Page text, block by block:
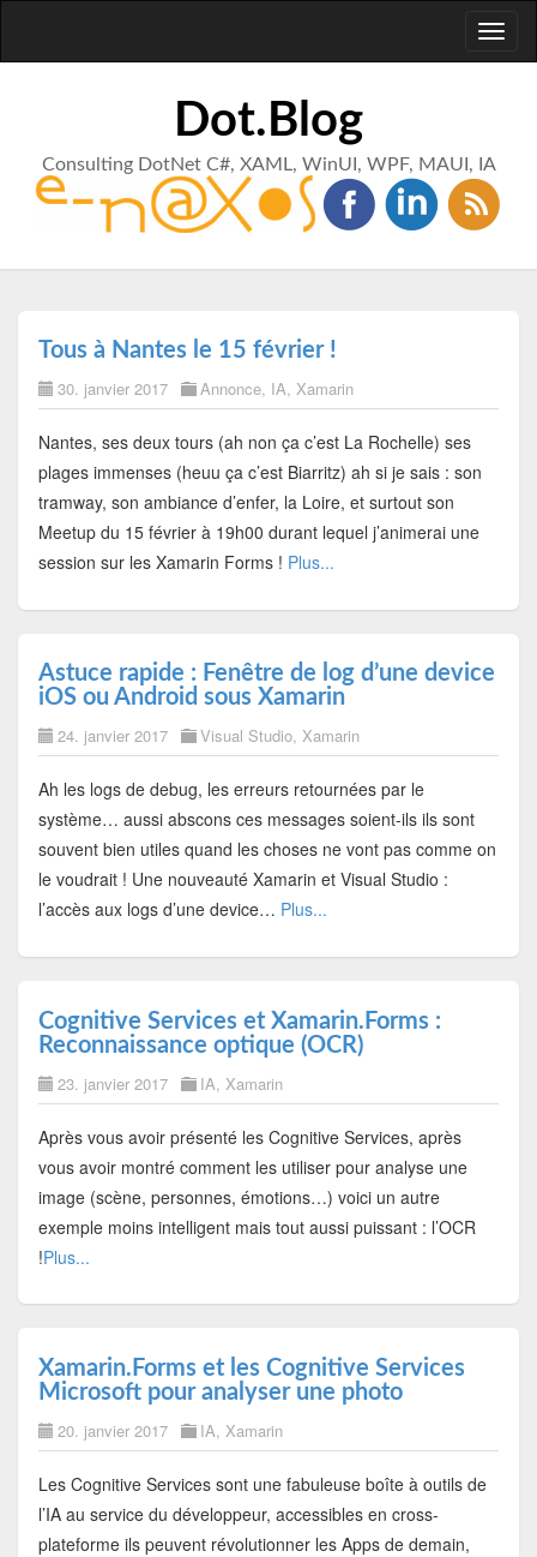
Dot.Blog
Consulting DotNet C#, XAML, WinUI, WPF, MAUI, IA
Tous à Nantes le 15 février !
30. janvier 2017 Annonce, IA, Xamarin
Nantes, ses deux tours (ah non ça c’est La Rochelle) ses
plages immenses (heuu ça c’est Biarritz) ah si je sais : son
tramway, son ambiance d’enfer, la Loire, et surtout son
Meetup du 15 février à 19h00 durant lequel j’animerai une
session sur les Xamarin Forms ! Plus...
Astuce rapide : Fenêtre de log d’une device
iOS ou Android sous Xamarin
24. janvier 2017 Visual Studio, Xamarin
Ah les logs de debug, les erreurs retournées par le
système… aussi abscons ces messages soient-ils ils sont
souvent bien utiles quand les choses ne vont pas comme on
le voudrait ! Une nouveauté Xamarin et Visual Studio :
l’accès aux logs d’une device… Plus...
Cognitive Services et Xamarin.Forms :
Reconnaissance optique (OCR)
23. janvier 2017 IA, Xamarin
Après vous avoir présenté les Cognitive Services, après
vous avoir montré comment les utiliser pour analyse une
image (scène, personnes, émotions…) voici un autre
exemple moins intelligent mais tout aussi puissant : l’OCR
!Plus...
Xamarin.Forms et les Cognitive Services
Microsoft pour analyser une photo
20. janvier 2017 IA, Xamarin
Les Cognitive Services sont une fabuleuse boîte à outils de
l’IA au service du développeur, accessibles en cross-
plateforme ils peuvent révolutionner les Apps de demain,